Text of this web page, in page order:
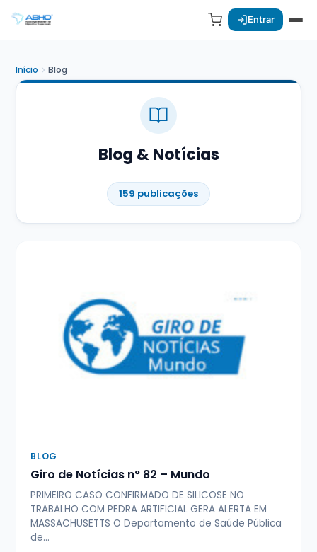
Entrar
Início Blog
Blog & Notícias
159 publicações
BLOG
Giro de Notícias n° 82 – Mundo
PRIMEIRO CASO CONFIRMADO DE SILICOSE NO
TRABALHO COM PEDRA ARTIFICIAL GERA ALERTA EM
MASSACHUSETTS O Departamento de Saúde Pública
de…